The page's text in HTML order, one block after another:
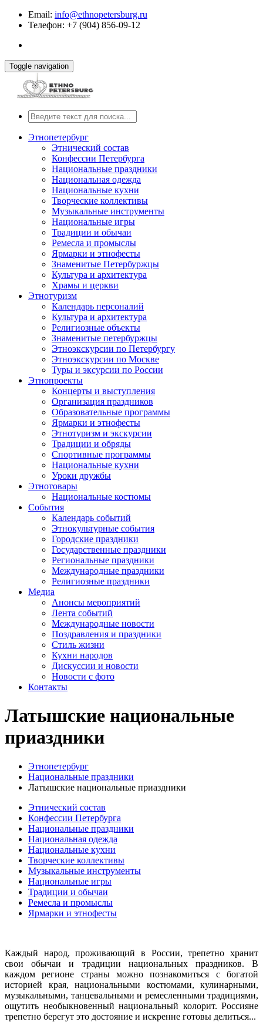
Email: info@ethnopetersburg.ru
Телефон: +7 (904) 856-09-12
Toggle navigation
Этнопетербург
Этнический состав
Конфессии Петербурга
Национальные праздники
Национальная одежда
Национальные кухни
Творческие коллективы
Музыкальные инструменты
Национальные игры
Традиции и обычаи
Ремесла и промыслы
Ярмарки и этнофесты
Знаменитые Петербуржцы
Культура и архитектура
Храмы и церкви
Этнотуризм
Календарь персоналий
Культура и архитектура
Религиозные объекты
Знаменитые петербуржцы
Этноэкскурсии по Петербургу
Этноэкскурсии по Москве
Туры и эксурсии по России
Этнопроекты
Концерты и выступления
Организация праздников
Образовательные программы
Ярмарки и этнофесты
Этнотуризм и экскурсии
Традиции и обряды
Спортивные программы
Национальные кухни
Уроки дружбы
Этнотовары
Национальные костюмы
События
Календарь событий
Этнокультурные события
Городские праздники
Государственные праздники
Региональные праздники
Международные праздники
Религиозные праздники
Медиа
Анонсы мероприятий
Лента событий
Международные новости
Поздравления и праздники
Cтиль жизни
Кухни народов
Дискуссии и новости
Новости с фото
Контакты
Латышские национальные
приаздники
Этнопетербург
Национальные праздники
Латышские национальные приаздники
Этнический состав
Конфессии Петербурга
Национальные праздники
Национальная одежда
Национальные кухни
Творческие коллективы
Музыкальные инструменты
Национальные игры
Традиции и обычаи
Ремесла и промыслы
Ярмарки и этнофесты
Каждый народ, проживающий в России, трепетно хранит
свои обычаи и традиции национальных праздников. В
каждом регионе страны можно познакомиться с богатой
историей края, национальными костюмами, кулинарными,
музыкальными, танцевальными и ремесленными традициями,
ощутить необыкновенный национальный колорит. Россияне
трепетно берегут это достояние и искренне готовы делиться...